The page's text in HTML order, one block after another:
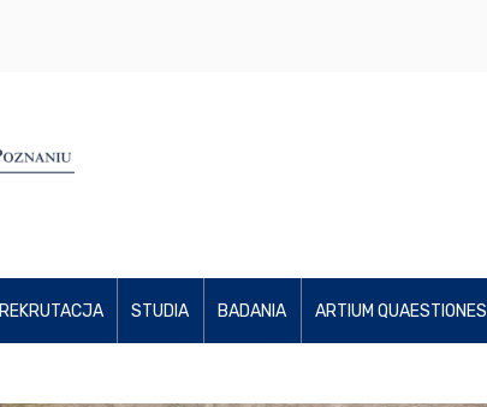
REKRUTACJA STUDIA BADANIA ARTIUM QUAESTIONES